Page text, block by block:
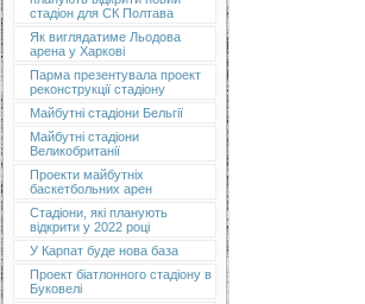
стадіон для СК Полтава
Як виглядатиме Льодова
арена у Харкові
Парма презентувала проект
реконструкції стадіону
Майбутні стадіони Бельгії
Майбутні стадіони
Великобританії
Проекти майбутніх
баскетбольних арен
Стадіони, які планують
відкрити у 2022 році
У Карпат буде нова база
Проект біатлонного стадіону в
Буковелі